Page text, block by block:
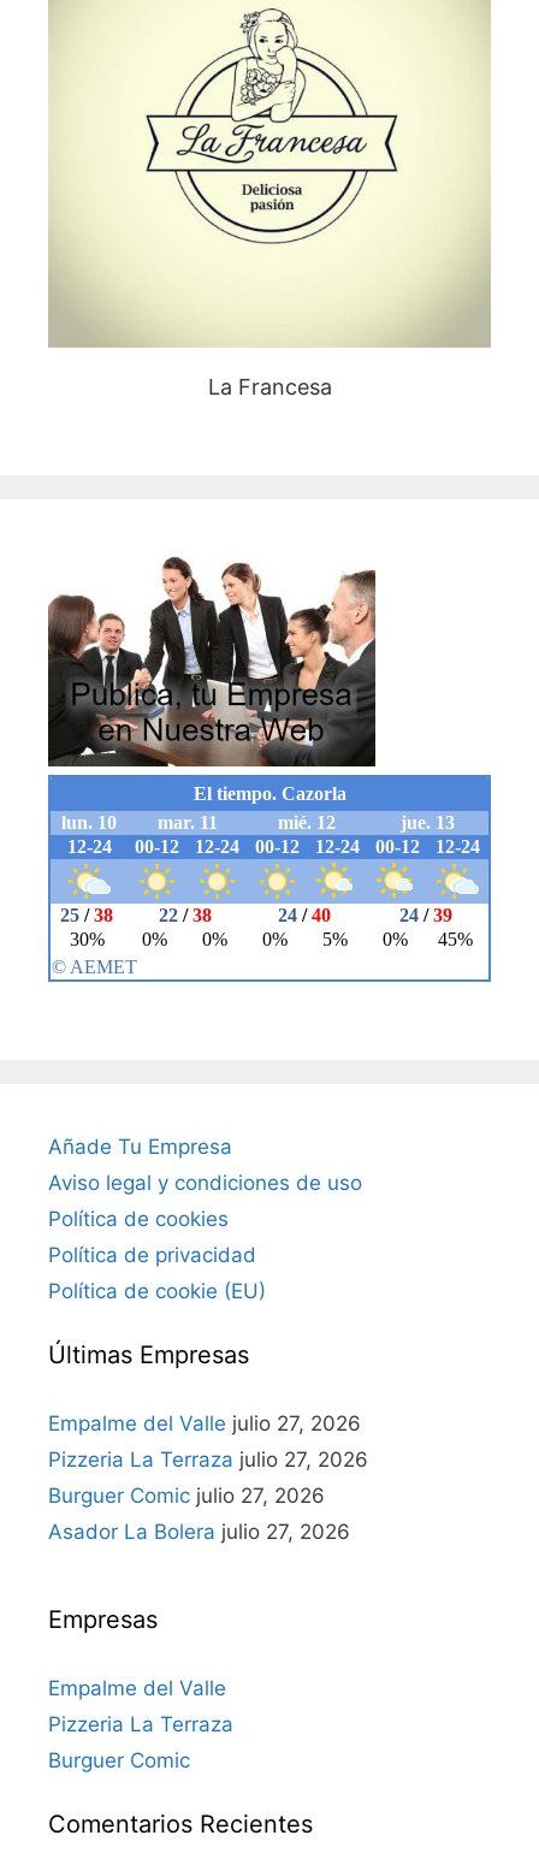
La Francesa
Añade Tu Empresa
Aviso legal y condiciones de uso
Política de cookies
Política de privacidad
Política de cookie (EU)
Últimas Empresas
Empalme del Valle julio 27, 2026
Pizzeria La Terraza julio 27, 2026
Burguer Comic julio 27, 2026
Asador La Bolera julio 27, 2026
Empresas
Empalme del Valle
Pizzeria La Terraza
Burguer Comic
Comentarios Recientes